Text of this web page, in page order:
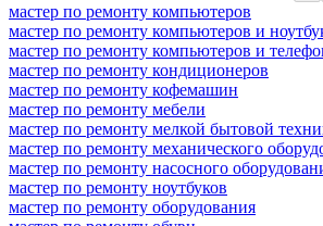
мастер по ремонту компьютеров
мастер по ремонту компьютеров и
мастер по ремонту компьютеров и
мастер по ремонту кондиционеров
мастер по ремонту кофемашин
мастер по ремонту мебели
мастер по ремонту мелкой бытовой
мастер по ремонту механического
мастер по ремонту насосного
мастер по ремонту ноутбуков
мастер по ремонту оборудования